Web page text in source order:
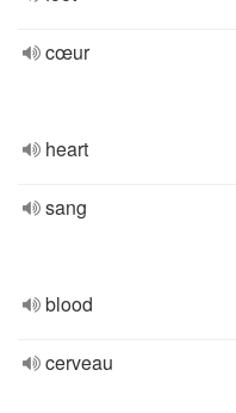
cœur
heart
sang
blood
cerveau